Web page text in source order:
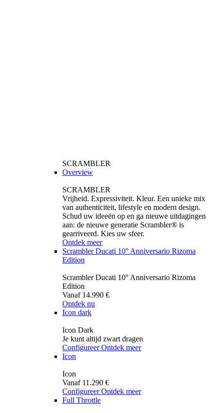
SCRAMBLER
Overview
SCRAMBLER
Vrijheid. Expressiviteit. Kleur. Een unieke mix
van authenticiteit, lifestyle en modern design.
Schud uw ideeën op en ga nieuwe uitdagingen
aan: de nieuwe generatie Scrambler® is
gearriveerd. Kies uw sfeer.
Ontdek meer
Scrambler Ducati 10° Anniversario Rizoma
Edition
Scrambler Ducati 10° Anniversario Rizoma
Edition
Vanaf 14.990 €
Ontdek nu
Icon dark
Icon Dark
Je kunt altijd zwart dragen
Configureer Ontdek meer
Icon
Icon
Vanaf 11.290 €
Configureer Ontdek meer
Full Throttle